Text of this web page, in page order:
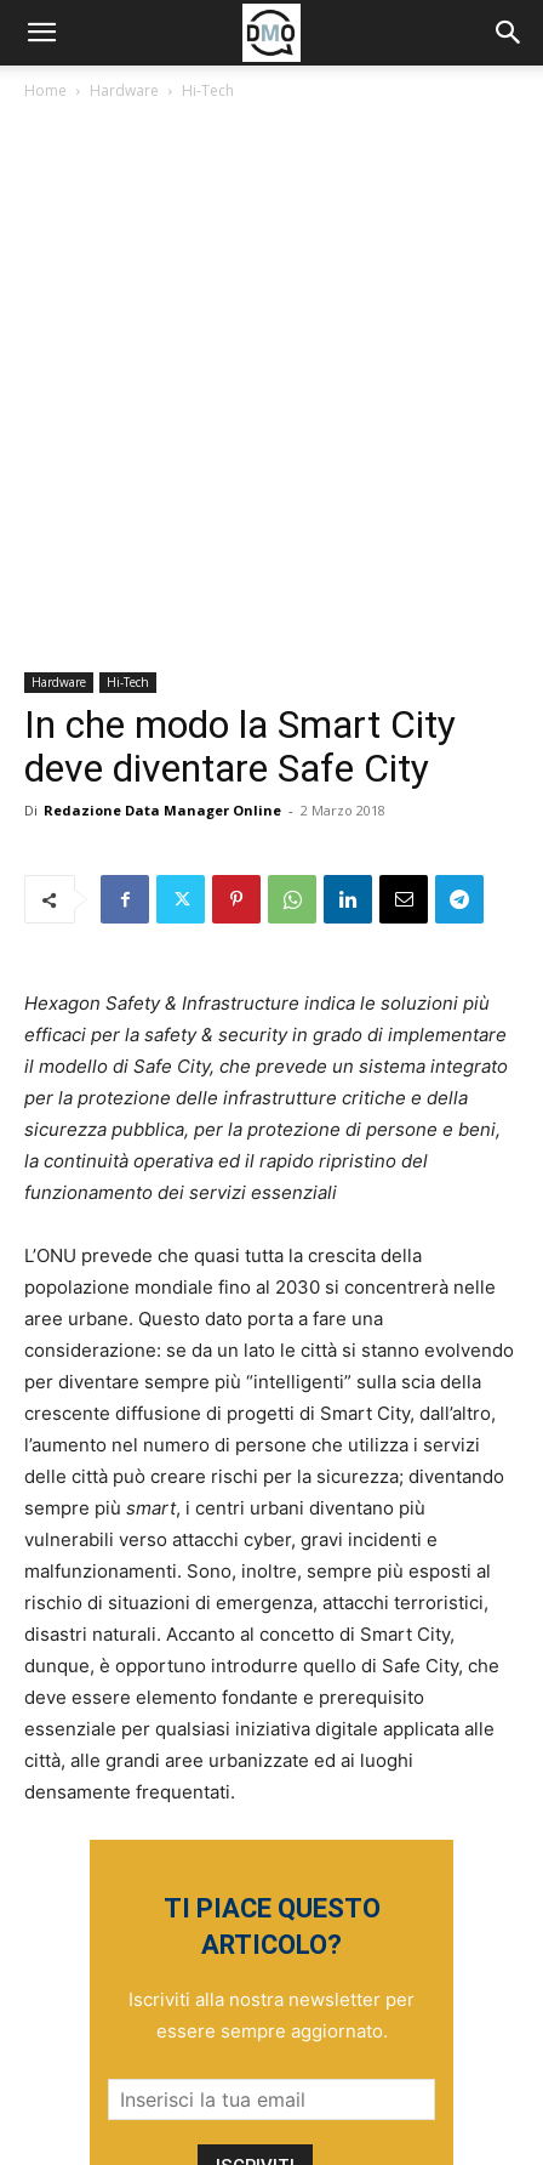
Home Hardware Hi-Tech
Hardware Hi-Tech
In che modo la Smart City
deve diventare Safe City
Di Redazione Data Manager Online - 2 Marzo 2018
Hexagon Safety & Infrastructure indica le soluzioni più
efficaci per la safety & security in grado di implementare
il modello di Safe City, che prevede un sistema integrato
per la protezione delle infrastrutture critiche e della
sicurezza pubblica, per la protezione di persone e beni,
la continuità operativa ed il rapido ripristino del
funzionamento dei servizi essenziali
L’ONU prevede che quasi tutta la crescita della
popolazione mondiale fino al 2030 si concentrerà nelle
aree urbane. Questo dato porta a fare una
considerazione: se da un lato le città si stanno evolvendo
per diventare sempre più “intelligenti” sulla scia della
crescente diffusione di progetti di Smart City, dall’altro,
l’aumento nel numero di persone che utilizza i servizi
delle città può creare rischi per la sicurezza; diventando
sempre più smart, i centri urbani diventano più
vulnerabili verso attacchi cyber, gravi incidenti e
malfunzionamenti. Sono, inoltre, sempre più esposti al
rischio di situazioni di emergenza, attacchi terroristici,
disastri naturali. Accanto al concetto di Smart City,
dunque, è opportuno introdurre quello di Safe City, che
deve essere elemento fondante e prerequisito
essenziale per qualsiasi iniziativa digitale applicata alle
città, alle grandi aree urbanizzate ed ai luoghi
densamente frequentati.
TI PIACE QUESTO
ARTICOLO?
Iscriviti alla nostra newsletter per
essere sempre aggiornato.